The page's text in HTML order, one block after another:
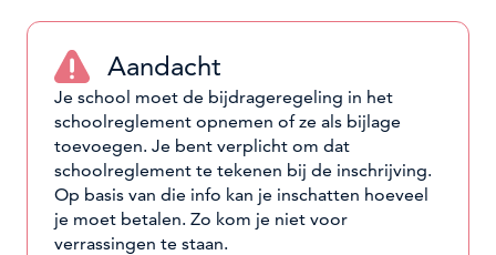
Aandacht
Je school moet de bijdrageregeling in het
schoolreglement opnemen of ze als bijlage
toevoegen. Je bent verplicht om dat
schoolreglement te tekenen bij de inschrijving.
Op basis van die info kan je inschatten hoeveel
je moet betalen. Zo kom je niet voor
verrassingen te staan.